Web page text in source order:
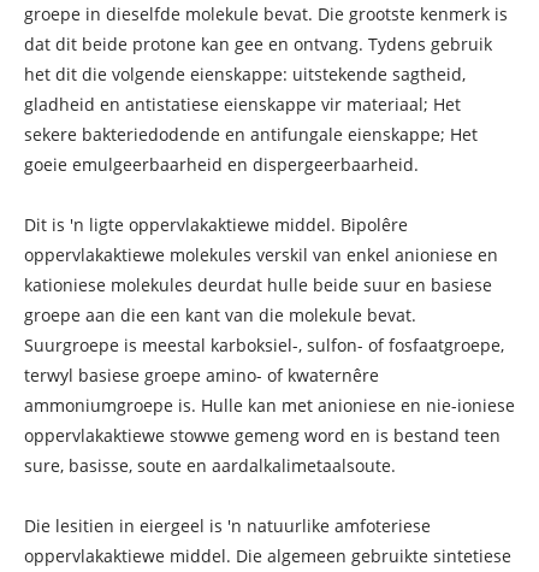
groepe in dieselfde molekule bevat. Die grootste kenmerk is
dat dit beide protone kan gee en ontvang. Tydens gebruik
het dit die volgende eienskappe: uitstekende sagtheid,
gladheid en antistatiese eienskappe vir materiaal; Het
sekere bakteriedodende en antifungale eienskappe; Het
goeie emulgeerbaarheid en dispergeerbaarheid.
Dit is 'n ligte oppervlakaktiewe middel. Bipolêre
oppervlakaktiewe molekules verskil van enkel anioniese en
kationiese molekules deurdat hulle beide suur en basiese
groepe aan die een kant van die molekule bevat.
Suurgroepe is meestal karboksiel-, sulfon- of fosfaatgroepe,
terwyl basiese groepe amino- of kwaternêre
ammoniumgroepe is. Hulle kan met anioniese en nie-ioniese
oppervlakaktiewe stowwe gemeng word en is bestand teen
sure, basisse, soute en aardalkalimetaalsoute.
Die lesitien in eiergeel is 'n natuurlike amfoteriese
oppervlakaktiewe middel. Die algemeen gebruikte sintetiese